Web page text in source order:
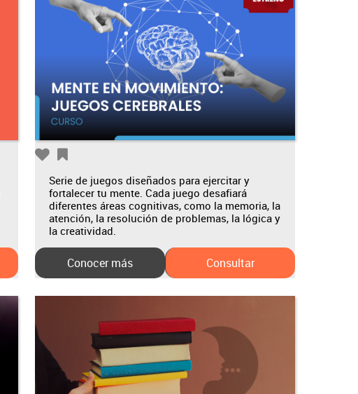
Serie de juegos diseñados para ejercitar y
fortalecer tu mente. Cada juego desafiará
diferentes áreas cognitivas, como la memoria, la
atención, la resolución de problemas, la lógica y
la creatividad.
Conocer más Consultar